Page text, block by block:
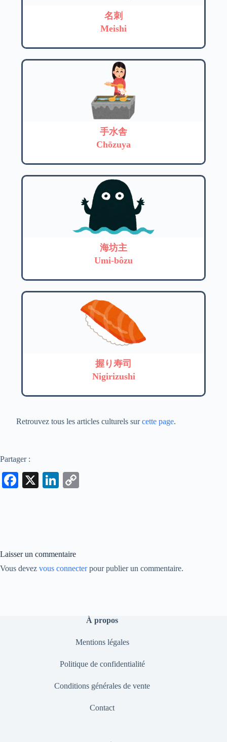
名刺
Meishi
手水舎
Chōzuya
海坊主
Umi-bôzu
握り寿司
Nigirizushi
Retrouvez tous les articles culturels surcette page.
Partager :
Fa
X
Li
Laisser un commentaire
Vous devez vous connecterpour publier un commentaire.
À propos
Mentions légales
Politique de confidentialité
Conditions générales de vente
Contact